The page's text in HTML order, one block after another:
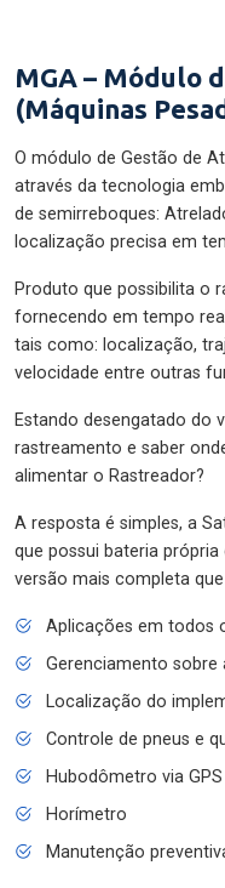
MGA – Módulo
(Máquinas
O módulo de Gestão de
através da tecnologia
de semirreboques:
localização precisa em
Produto que possibilita o
fornecendo em tempo
tais como: localização,
velocidade entre outras
Estando desengatado do
rastreamento e saber
alimentar o Rastreador?
A resposta é simples, a
que possui bateria
versão mais completa
Aplicações em todos
Gerenciamento sobre
Localização do
Controle de pneus e
Hubodômetro via GPS
Horímetro
Manutenção